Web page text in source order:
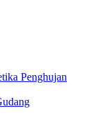
Penghujan